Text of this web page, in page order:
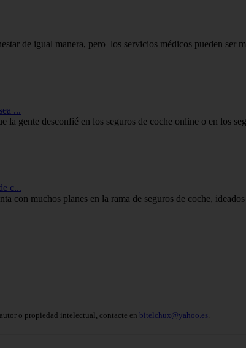
de igual manera, pero los servicios médicos pueden ser
...
la gente desconfié en los seguros de coche online o en los
c...
con muchos planes en la rama de seguros de coche,
o propiedad intelectual, contacte en bitelchux@yahoo.es